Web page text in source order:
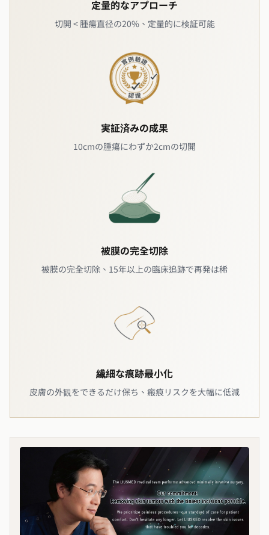
定量的なアプローチ
切開 < 腫瘍直径の20%、定量的に検証可能
実証済みの成果
10cmの腫瘍にわずか2cmの切開
被膜の完全切除
被膜の完全切除、15年以上の臨床追跡で再発は稀
繊細な痕跡最小化
皮膚の外観をできるだけ保ち、瘢痕リスクを大幅に低減